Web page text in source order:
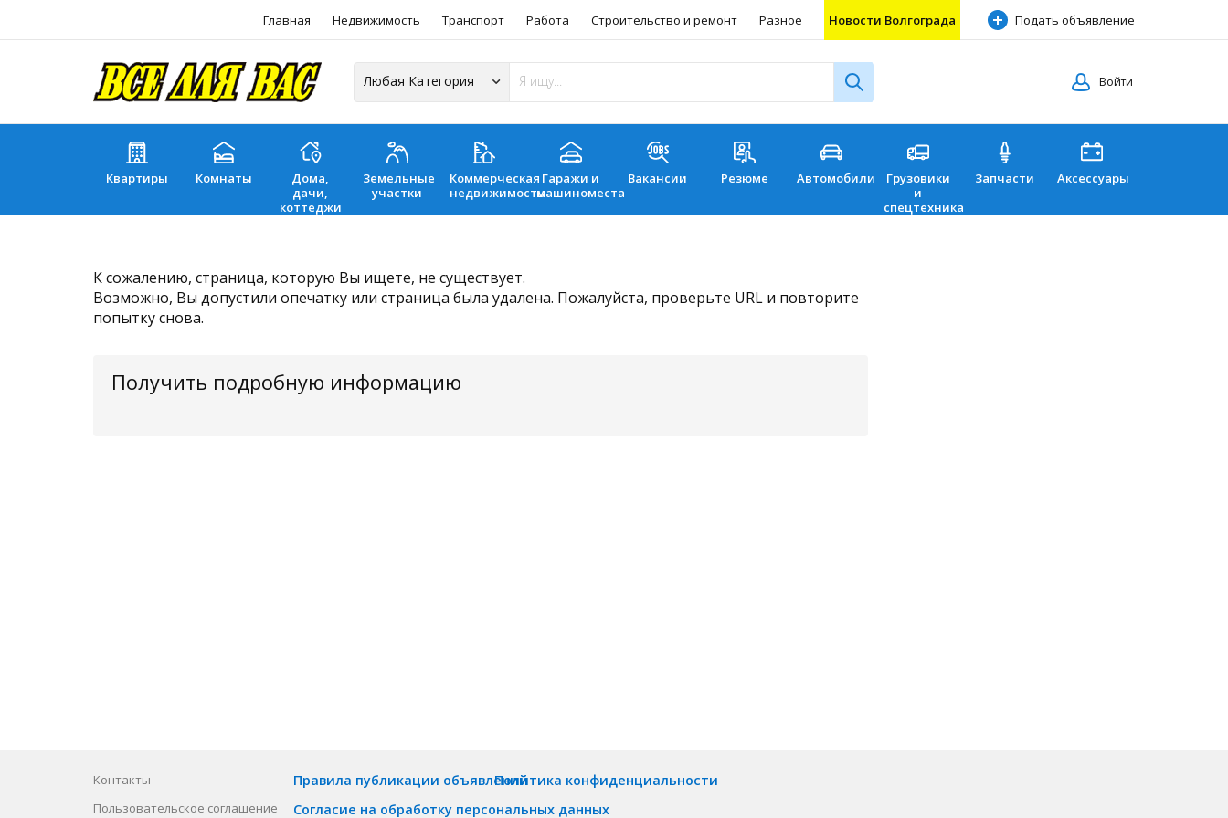
Главная Недвижимость Транспорт Работа Строительство и ремонт Разное Новости Волгограда Подать объявление
Войти
Квартиры Комнаты
Дома,
дачи,
коттеджи
Земельные
участки
Коммерческая
недвижимость
Гаражи и
машиноместа
Вакансии Резюме Автомобили
Грузовики
и
спецтехника
Запчасти Аксессуары
К сожалению, страница, которую Вы ищете, не существует.
Возможно, Вы допустили опечатку или страница была удалена. Пожалуйста, проверьте URL и повторите
попытку снова.
Получить подробную информацию
Контакты
Пользовательское соглашение
Правила публикации объявлений
Согласие на обработку персональных данных
Политика конфиденциальности